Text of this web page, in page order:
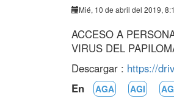
Mié, 10 de abril del 2019,
ACCESO A
VIRUS DEL
Descargar : https://
En
AGA AGI